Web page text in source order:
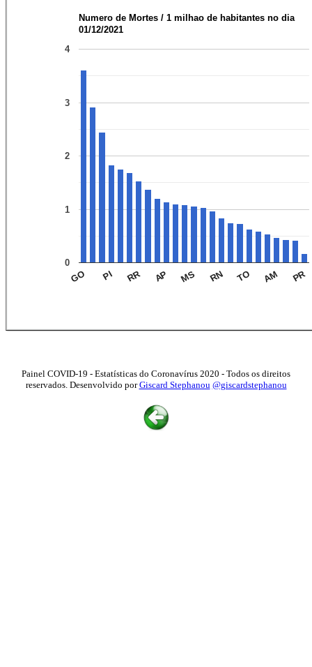
Numero de Mortes / 1 milhao de habitantes no dia
01/12/2021
GO PI RR AP MS RN TO AM PR
0
1
2
3
4
Painel COVID-19 - Estatísticas do Coronavírus 2020 - Todos os direitos
reservados. Desenvolvido porGiscard Stephanou @giscardstephanou